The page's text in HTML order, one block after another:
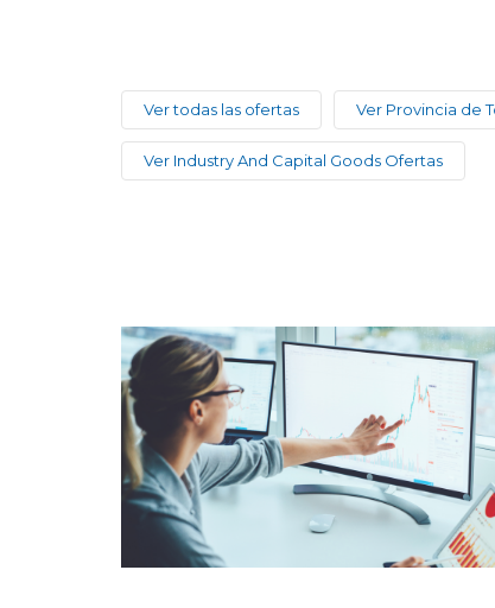
Ver todas las ofertas Ver Provincia de
Ver Industry And Capital Goods Ofertas